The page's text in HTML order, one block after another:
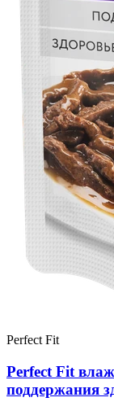
Perfect Fit
Perfect Fit
поддержания